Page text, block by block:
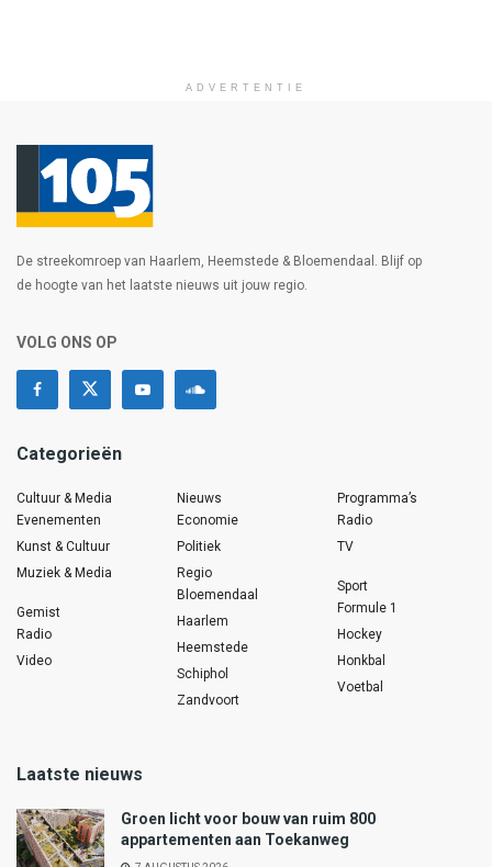
ADVERTENTIE
De streekomroep van Haarlem, Heemstede & Bloemendaal. Blijf op
de hoogte van het laatste nieuws uit jouw regio.
VOLG ONS OP
Categorieën
Cultuur & Media
Evenementen
Kunst & Cultuur
Muziek & Media
Gemist
Radio
Video
Nieuws
Economie
Politiek
Regio
Bloemendaal
Haarlem
Heemstede
Schiphol
Zandvoort
Programma’s
Radio
TV
Sport
Formule 1
Hockey
Honkbal
Voetbal
Laatste nieuws
Groen licht voor bouw van ruim 800
appartementen aan Toekanweg